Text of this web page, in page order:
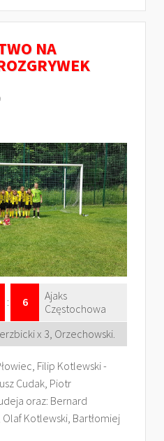
NA
: 6
Ajaks
Częstochowa
x 3, Orzechowski.
Filip Kotlewski -
Cudak, Piotr
oraz: Bernard
Kotlewski, Bartłomiej